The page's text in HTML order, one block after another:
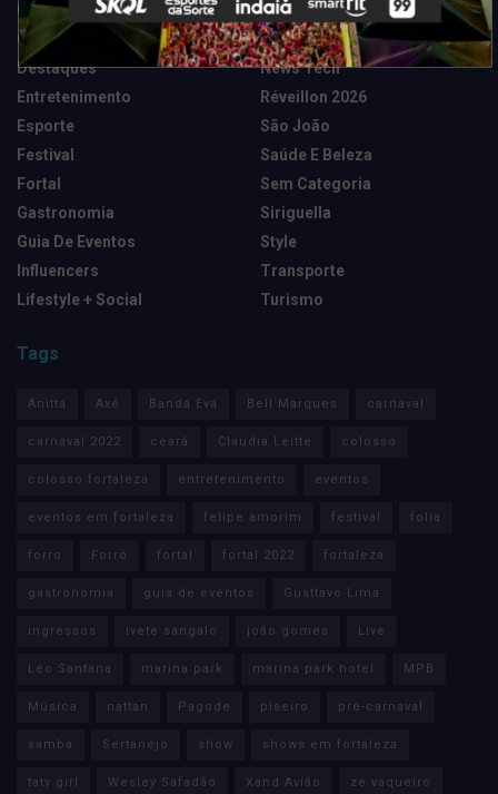
Camarote Vip Junino
Cidade
Destaques
Entretenimento
Esporte
Festival
Fortal
Gastronomia
Guia De Eventos
Influencers
Lifestyle + Social
Marketing E Negócios
Música
News Tech
Réveillon 2026
São João
Saúde E Beleza
Sem Categoria
Siriguella
Style
Transporte
Turismo
Tags
Anitta Axé Banda Eva Bell Marques carnaval
carnaval 2022 ceará Claudia Leitte colosso
colosso fortaleza entretenimento eventos
eventos em fortaleza felipe amorim festival folia
forro Forró fortal fortal 2022 fortaleza
gastronomia guia de eventos Gusttavo Lima
ingressos ivete sangalo joão gomes Live
Léo Santana marina park marina park hotel MPB
Música nattan Pagode piseiro pré-carnaval
samba Sertanejo show shows em fortaleza
taty girl Wesley Safadão Xand Avião zé vaqueiro